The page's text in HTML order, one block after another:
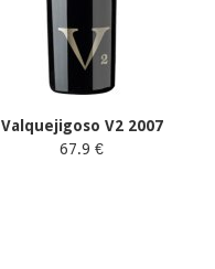
Valquejigoso V2 2007
67.9 €